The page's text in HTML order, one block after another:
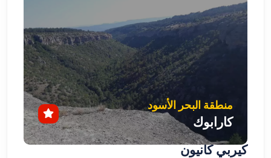
منطقة البحر الأسود
كارابوك
كيربي كانيون